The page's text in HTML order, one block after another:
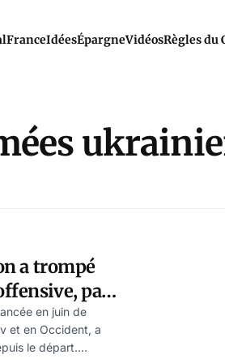
FranceIdéesÉpargneVidéosRègles du
a trompé
par
en juin de
et en Occident, a
le départ.